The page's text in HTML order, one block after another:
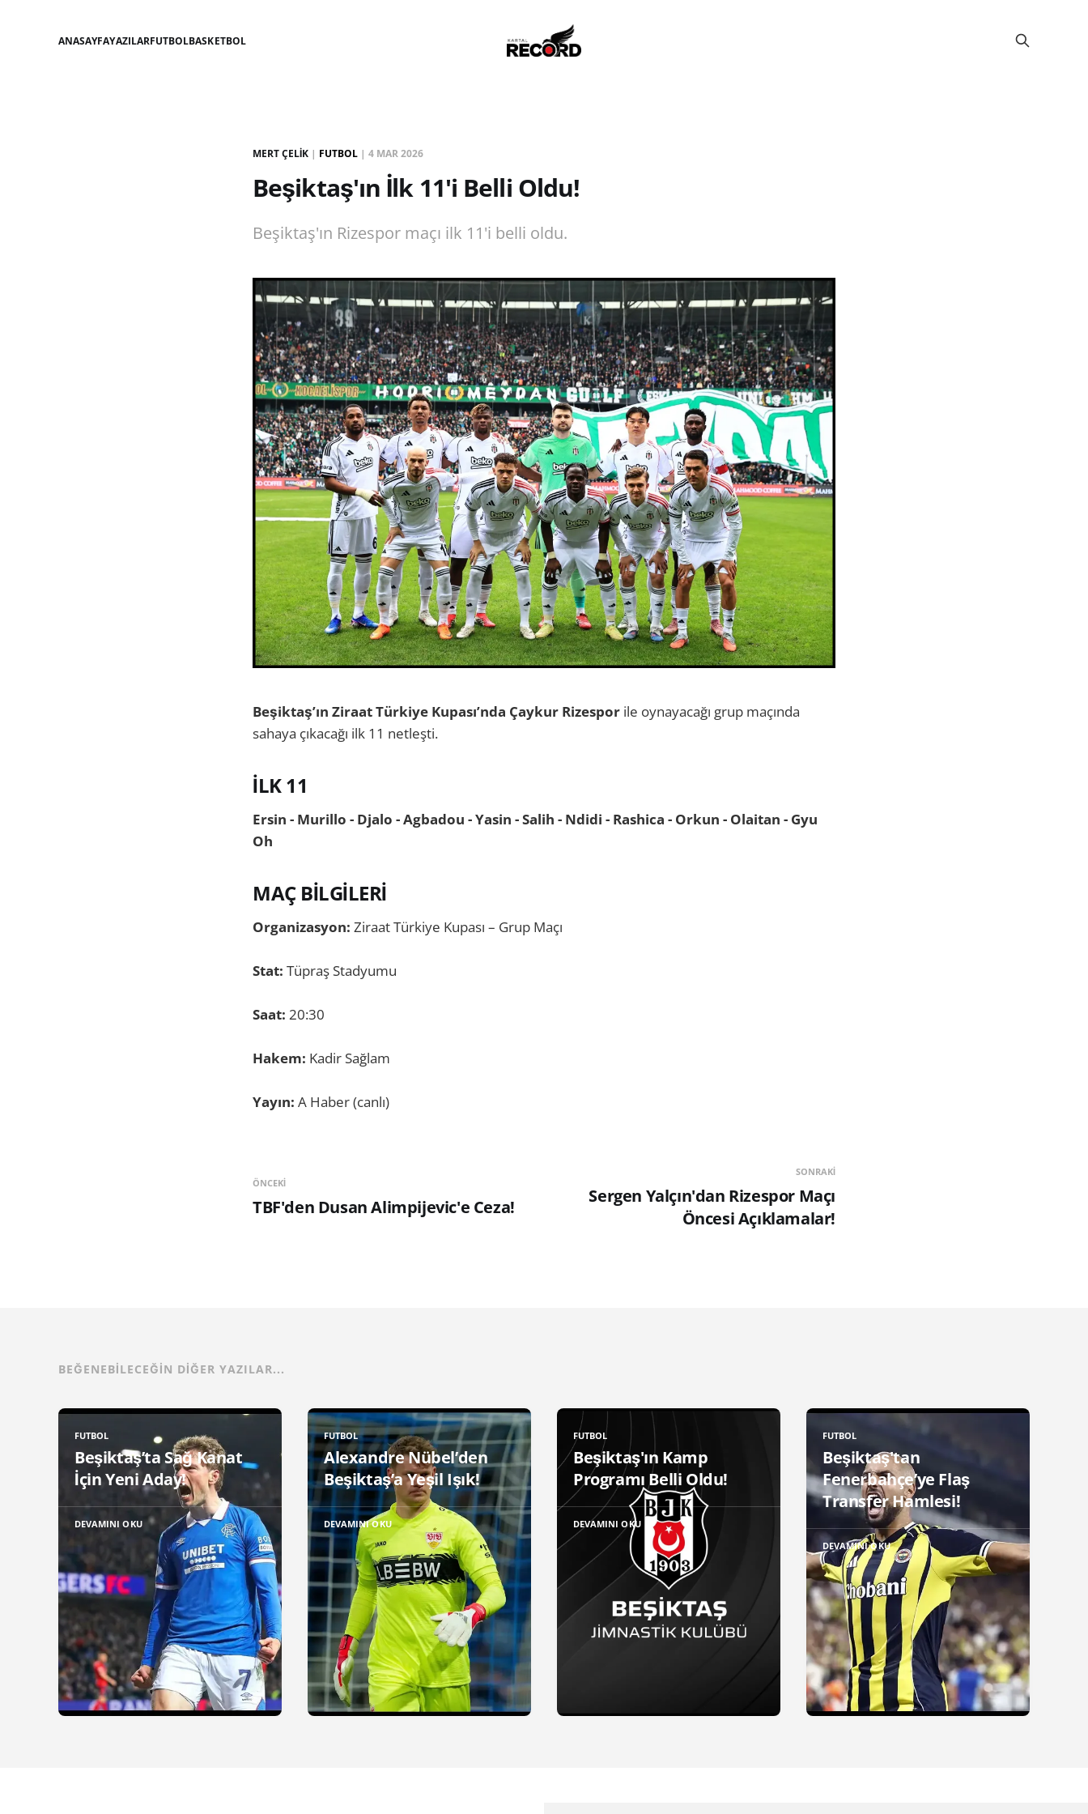
ANASAYFAYAZILARFUTBOLBASKETBOL
MERT ÇELIK | FUTBOL | 4 MAR 2026
Beşiktaş'ın İlk 11'i Belli Oldu!
Beşiktaş'ın Rizespor maçı ilk 11'i belli oldu.
Beşiktaş’ın Ziraat Türkiye Kupası’nda Çaykur Rizespor ile oynayacağı grup maçında
sahaya çıkacağı ilk 11 netleşti.
İLK 11
Ersin - Murillo - Djalo - Agbadou - Yasin - Salih - Ndidi - Rashica - Orkun - Olaitan - Gyu
Oh
MAÇ BİLGİLERİ
Organizasyon: Ziraat Türkiye Kupası – Grup Maçı
Stat: Tüpraş Stadyumu
Saat: 20:30
Hakem: Kadir Sağlam
Yayın: A Haber (canlı)
ÖNCEKI
TBF'den Dusan Alimpijevic'e Ceza!
SONRAKI
Sergen Yalçın'dan Rizespor Maçı
Öncesi Açıklamalar!
BEĞENEBILECEĞIN DIĞER YAZILAR...
FUTBOL
Beşiktaş’ta Sağ Kanat
İçin Yeni Aday!
DEVAMINI OKU
FUTBOL
Alexandre Nübel’den
Beşiktaş’a Yeşil Işık!
DEVAMINI OKU
FUTBOL
Beşiktaş'ın Kamp
Programı Belli Oldu!
DEVAMINI OKU
FUTBOL
Beşiktaş'tan
Fenerbahçe’ye Flaş
Transfer Hamlesi!
DEVAMINI OKU